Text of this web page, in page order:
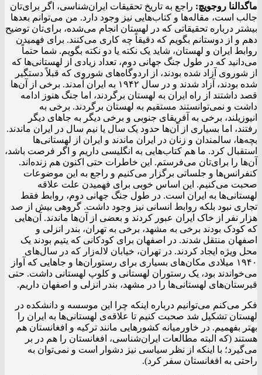
ماگدالنا روجویچ: راجع به تاریخ تحقیقات ایران‌شناسی، اگر برای‌تان
جالب است، مقاله‌ها و کتاب‌هایی نیز وجود دارد. من می‌توانم بعدها
بیشتر درباره تحقیقاتی که در لهستان انجام می‌شده، برای‌تان توضیح
دهم و از دوستانم بگویم که دقیقاً چه کاری می‌کنند. برای فهمیدن
روابط ایران و لهستان، شاید یک نکته یا دو نکته بگویم. شما حتماً
می‌دانید که در طول جنگ جهانی دوم، تعداد زیادی از لهستانی‌ها که
از شوروی آزاد شده بودند، از اردوگاه‌های شوروی که قبلاً دستگیر
شده بودند، آزاد شدند و در سال ۱۹۴۲ به ایران آمدند. برخی از آن‌ها
قصد داشتند از راه ایران به لهستان برگردند، اما جنگ هنوز ادامه
داشت و نمی‌توانستند مستقیم به لهستان برگردند. برخی به
انیوزیلند، برخی به آفریقای جنوبی و برخی دیگر به جاهای دیگر
رفتند، اما بسیاری از آن‌ها حدود یک سال یا نیم سال در ایران ماندند.
بچه‌ها، سالمندان و زنان در ایران ماندند و ایران از لهستانی‌ها
استقبال کرد. ما هم کتاب‌هایی به انگلیسی داریم و اگر فرصت باشد،
آن‌ها را برای‌تان می‌فرستم. این خاطرات حتی اکنون هم زنده‌اند.
کنفرانس‌ها و جلساتی برگزار می‌کنیم و راجع به این موضوعات
صحبت می‌کنیم. این اساس خوبی برای فهمیدن علت علاقه
لهستانی‌ها به ایران است. در طول جنگ جهانی دوم، روابط فقط
تجاری نبود بلکه روابط انسانی نیز وجود داشت. گروهی بیش از صد
هزار نفر از خاک ایران عبور کردند و بعضی از آن‌ها ماندند. آن‌هایی
که کودک بودند برخی به مشهد، برخی به تهران، بندر انزلی و
اصفهان منتقل شدند. در اصفهان برای کودکانی که یتیم بودند یک
محل ویژه ایجاد کردند. در تهران، خیابان لاله‌زار که در سال‌های
۱۹۴۰ میلادی مکان‌های بسیاری برای رستوران‌ها و جاهایی که آواز
می‌خواندند بود، یک رستوران لهستانی و کلوپ لهستانی داشت. حتی
قبرستان‌های لهستانی‌ها را در مشهد، بندر انزلی و اصفهان داریم.
فکر می‌کنم می‌توانیم درباره اینکه چرا این موسسه و دانشکده در
لهستان تشکیل شد صحبت کنیم تا علاقه‌ی لهستانی‌ها به ایران را
بهتر بفهمیم. در خاورمیانه کشورهایی مانند ترکیه و افغانستان هم
هستند (که البته مطالعات ایران‌شناسی، افغانستان را هم در بر
می‌گیرد؛ با اینکه از نظر سیاسی نیز دشوار است و نمی‌توان به
راحتی به افغانستان سفر کرد).